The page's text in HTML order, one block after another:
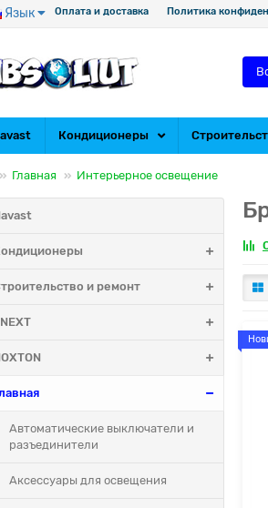
Язык Оплата и доставка Политика
Кондиционеры
Главная Интерьерное освещение
и ремонт
Автоматические выключатели и
разъединители
Аксессуары для освещения